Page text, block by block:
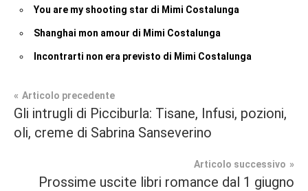
You are my shooting star di Mimi Costalunga
Shanghai mon amour di Mimi Costalunga
Incontrarti non era previsto di Mimi Costalunga
Tag
#blog
#blogger
#book,
Recensioni
Navigazione
articoli
Articolo precedente
Gli intrugli di Picciburla: Tisane, Infusi, pozioni,
oli, creme di Sabrina Sanseverino
Articolo successivo
Prossime uscite libri romance dal 1 giugno